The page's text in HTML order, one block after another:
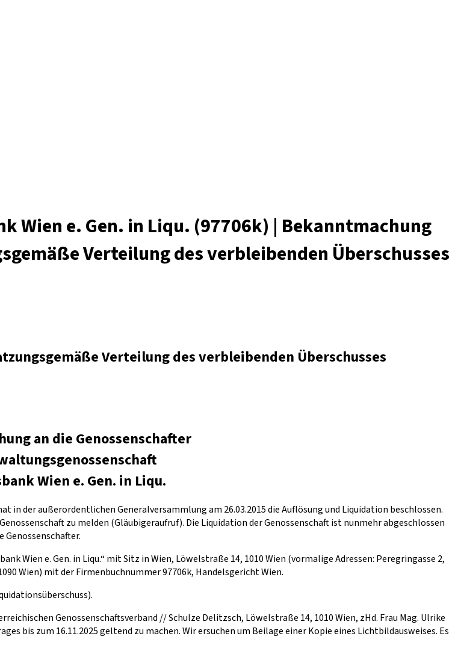
Wien e. Gen. in Liqu. (97706k) | Bekanntmachung
Verteilung des verbleibenden Überschusses
Verteilung des verbleibenden Überschusses
an die Genossenschafter
Wien e. Gen. in Liqu.
in der außerordentlichen Generalversammlung am 26.03.2015 die Auflösung und Liquidation beschlossen.
zu melden (Gläubigeraufruf). Die Liquidation der Genossenschaft ist nunmehr abgeschlossen
Genossenschafter.
Wien e. Gen. in Liqu.“ mit Sitz in Wien, Löwelstraße 14, 1010 Wien (vormalige Adressen: Peregringasse 2,
Wien) mit der Firmenbuchnummer 97706k, Handelsgericht Wien.
Genossenschaftsverband // Schulze Delitzsch, Löwelstraße 14, 1010 Wien, zHd. Frau Mag. Ulrike
bis zum 16.11.2025 geltend zu machen. Wir ersuchen um Beilage einer Kopie eines Lichtbildausweises. Es